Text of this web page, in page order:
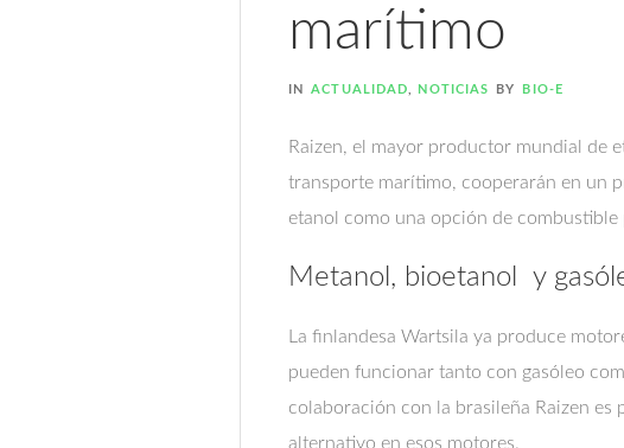
marítimo
IN ACTUALIDAD NOTICIAS BY BIO-E
Raizen, el mayor productor mundial de
transporte marítimo, cooperarán en un
etanol como una opción de combustible
Metanol, bioetanol y
La finlandesa Wartsila ya produce
pueden funcionar tanto con gasóleo
colaboración con la brasileña Raizen
alternativo en esos motores.